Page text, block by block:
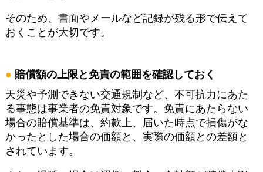
そのため、書面やメールなど記録が残る形で伝えて
おくことが大切です。
賠償額の上限と免責の範囲を確認しておく
天災や予測できない交通規制など、不可抗力にあた
る事態は事業者の免責対象です。免責にあたらない
場合の賠償基準は、約款上、届いた時点で損傷がな
かったとした場合の価額と、実際の価額との差額と
されています。